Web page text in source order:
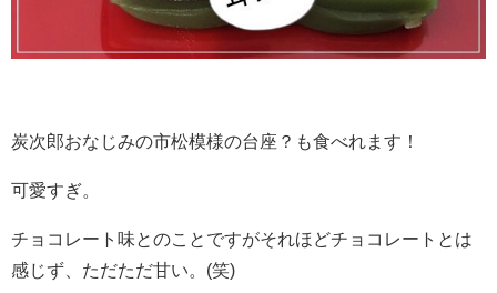
炭次郎おなじみの市松模様の台座？も食べれます！
可愛すぎ。
チョコレート味とのことですがそれほどチョコレートとは
感じず、ただただ甘い。(笑)